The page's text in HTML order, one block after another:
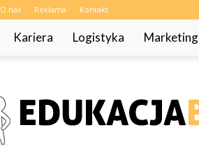
O nas Reklama Kontakt
Kariera Logistyka Marketing